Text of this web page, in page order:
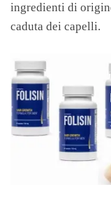
ingredienti di
caduta dei capelli.